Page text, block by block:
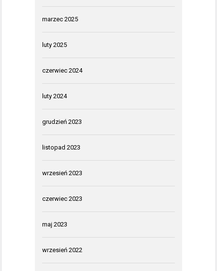
marzec 2025
luty 2025
czerwiec 2024
luty 2024
grudzień 2023
listopad 2023
wrzesień 2023
czerwiec 2023
maj 2023
wrzesień 2022